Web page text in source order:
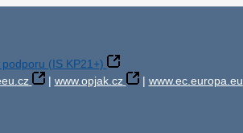
(IS KP21+)
| www.opjak.cz | www.ec.europa.eu